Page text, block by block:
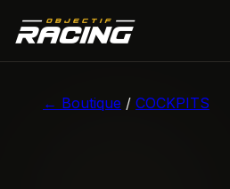
← Boutique / COCKPITS
1/5